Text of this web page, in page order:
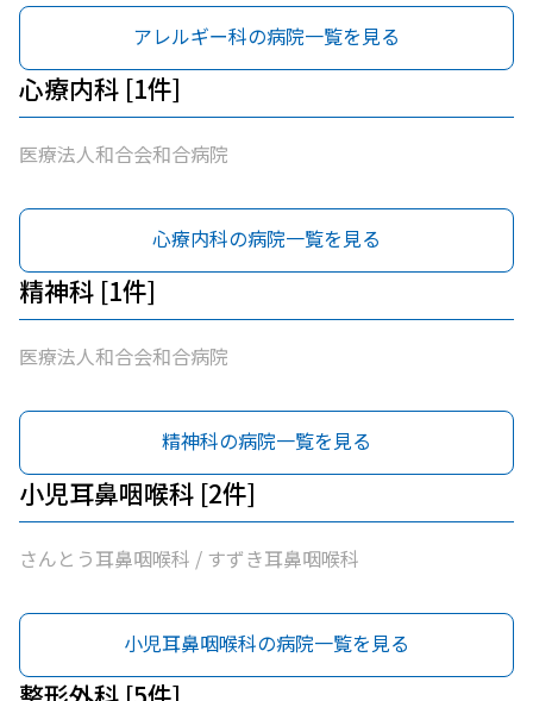
アレルギー科の病院一覧を見る
心療内科 [1件]
医療法人和合会和合病院
心療内科の病院一覧を見る
精神科 [1件]
医療法人和合会和合病院
精神科の病院一覧を見る
小児耳鼻咽喉科 [2件]
さんとう耳鼻咽喉科 / すずき耳鼻咽喉科
小児耳鼻咽喉科の病院一覧を見る